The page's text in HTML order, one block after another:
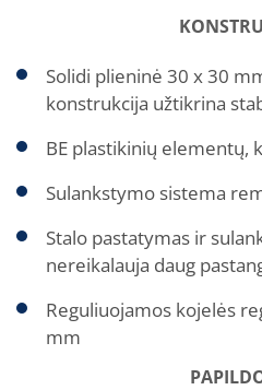
Solidi plieninė 30 x 30
konstrukcija užtikrina
BE plastikinių elementų,
Sulankstymo sistema
Stalo pastatymas ir
nereikalauja daug
Reguliuojamos kojelės
mm